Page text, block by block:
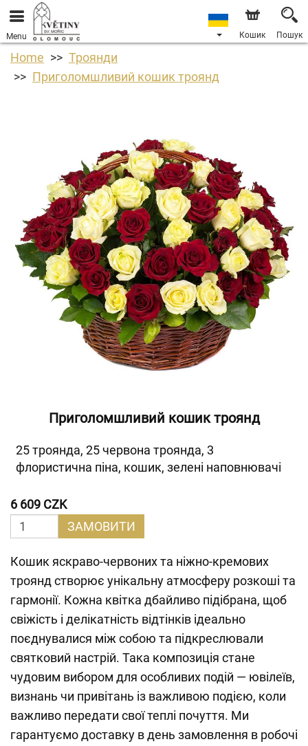
Menu Кошик Пошук
Home
Троянди
Приголомшливий кошик троянд
Приголомшливий кошик троянд
25 троянда, 25 червона троянда, 3
флористична піна, кошик, зелені наповнювачі
6 609 CZK
ЗАМОВИТИ
Кошик яскраво-червоних та ніжно-кремових
троянд створює унікальну атмосферу розкоші та
гармонії. Кожна квітка дбайливо підібрана, щоб
свіжість і делікатність відтінків ідеально
поєднувалися між собою та підкреслювали
святковий настрій. Така композиція стане
чудовим вибором для особливих подій — ювілеїв,
визнань чи привітань із важливою подією, коли
важливо передати свої теплі почуття. Ми
гарантуємо доставку в день замовлення в робочі